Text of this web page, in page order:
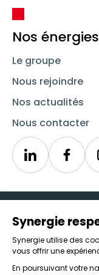
Nos
Le groupe
Nous rejoindre
Nos actualités
Nous contacter
Linkedin
Icône d'illustration
Candidats
Entreprises
Icône
Nos agences
Icône